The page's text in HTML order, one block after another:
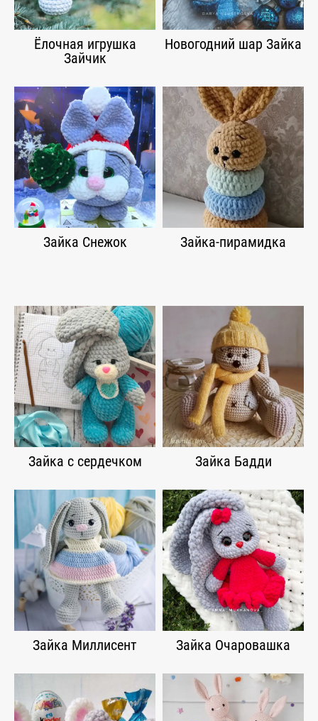
Ёлочная игрушка
Зайчик
Новогодний шар Зайка
Зайка Снежок Зайка-пирамидка
Зайка с сердечком Зайка Бадди
Зайка Миллисент Зайка Очаровашка